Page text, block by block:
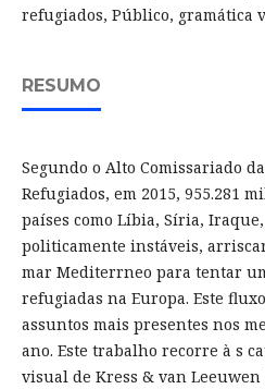
refugiados, Público, gramática
RESUMO
Segundo o Alto Comissariado
Refugiados, em 2015, 955.281
países como Líbia, Síria,
politicamente instáveis,
mar Mediterrneo para tentar
refugiadas na Europa. Este
assuntos mais presentes nos
ano. Este trabalho recorre à s
visual de Kress & van